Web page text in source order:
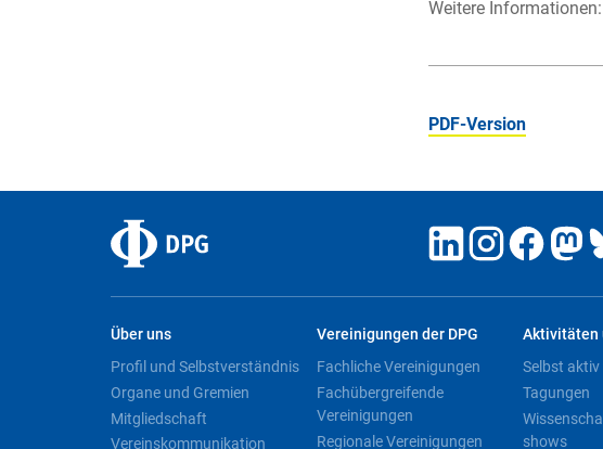
Weitere Informationen:
PDF-Version
Über uns
Profil und Selbstverständnis
Organe und Gremien
Mitgliedschaft
Vereinskommunikation
Vereinigungen der DPG
Fachliche Vereinigungen
Fachübergreifende
Vereinigungen
Regionale Vereinigungen
Aktivitäten
Selbst aktiv
Tagungen
shows